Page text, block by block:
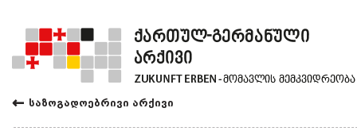
← საზოგადოებრივი არქივი